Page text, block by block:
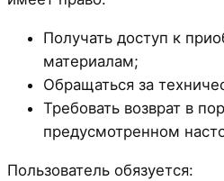
Получать доступ к
материалам;
Обращаться за
Требовать возврат в
предусмотренном
Пользователь обязуется: